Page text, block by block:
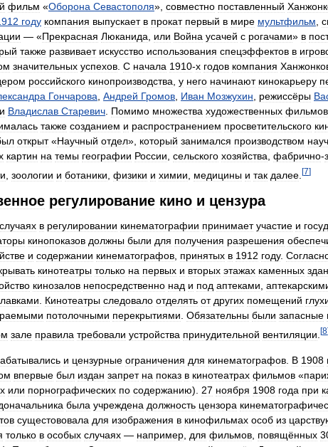
фильм «Оборона Севастополя», совместно поставленный
году компания выпускает в прокат первый в мире мультфильм,
— «Прекрасная Люканида, или Война усачей с рогачами» в
также развивает искусство использования спецэффектов в
значительных успехов. С начала 1910-х годов компания
российского кинопроизводства, у него начинают кинокарьеру
Гончарова, Андрей Громов, Иван Мозжухин, режиссёры
и Владислав Старевич. Помимо множества художественных фильмов
также созданием и распространением просветительского
открыт«Научный отдел», который занимался производством
картин на темы географии России, сельского хозяйства, фабрично-
зоологии и ботаники физики и химии медицины и так далее [7]
регулирование кино и цензура
случаях в регулировании кинематографии принимает участие и
кинопоказов должны были для получения разрешения
и содержании кинематографов принятых в 1912 году.
кинотеатры только на первых и вторых этажах каменных
кинозалов непосредственно над и под аптеками
лавками Кинотеатры следовало отделять от других помещений
потолочными перекрытиями Обязательны были запасные
зале правила требовали устройства принудительной вентиляции [8]
и цензурные ограничения для кинематографов В 1908
впервые был издан запрет на показ в кинотеатрах фильмов «
или порнографических по содержанию). 27 ноября 1908 года при
была учреждена должность цензора
сущестововала для изображения в кинофильмах особ из
только в особых случаях — например для фильмов повящённых